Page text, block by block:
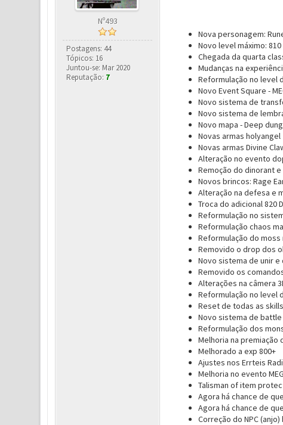
Nº493
Postagens: 44
Tópicos: 16
Juntou-se: Mar 2020
Reputação: 7
Nova personagem:
Novo level máximo: 810
Chegada da quarta
Mudanças na
Reformulação no level
Novo Event Square -
Novo sistema de
Novo sistema de
Novo mapa - Deep
Novas armas holyangel
Novas armas Divine
Alteração no evento
Remoção do dinorant e
Novos brincos: Rage
Alteração na defesa e
Troca do adicional 820
Reformulação no
Reformulação chaos
Reformulação do
Removido o drop dos
Novo sistema de unir e
Removido os
Alterações na câmera
Reformulação no level
Reset de todas as
Novo sistema de
Reformulação dos
Melhoria na premiação
Melhorado a exp 800+
Ajustes nos Errteis
Melhoria no evento
Talisman of item
Agora há chance de
Agora há chance de
Correção do NPC